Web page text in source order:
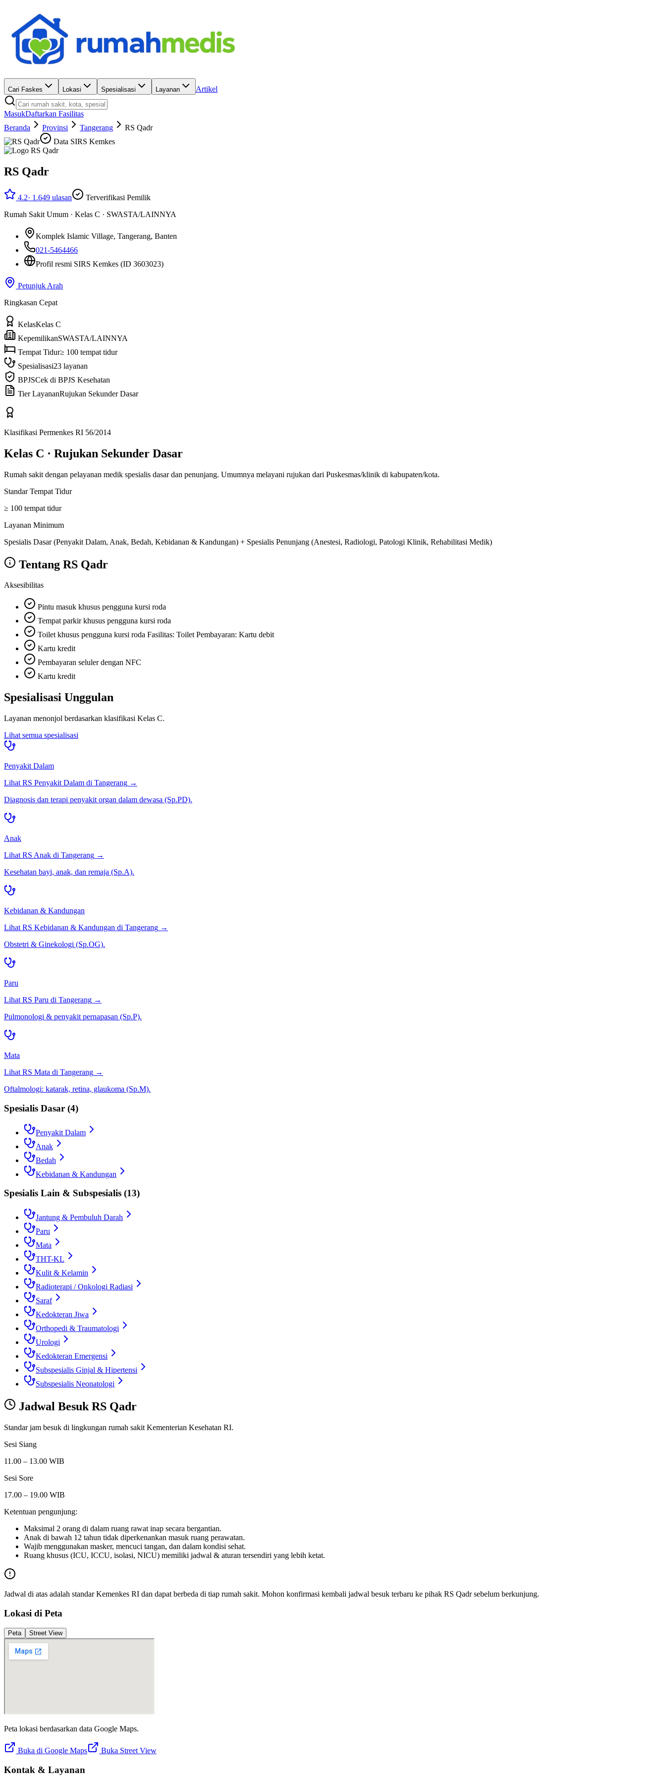
Cari Faskes Lokasi Spesialisasi Layanan Artikel
MasukDaftarkan Fasilitas
Beranda
Provinsi Tangerang
RS Qadr
Data SIRS Kemkes
RS Qadr
4.2· 1.649 ulasan
Terverifikasi Pemilik
Rumah Sakit Umum · Kelas C · SWASTA/LAINNYA
Komplek Islamic Village, Tangerang, Banten
021-5464466
Profil resmi SIRS Kemkes (ID 3603023)
Petunjuk Arah
Ringkasan Cepat
KelasKelas C
KepemilikanSWASTA/LAINNYA
Tempat Tidur≥ 100 tempat tidur
Spesialisasi23 layanan
BPJSCek di BPJS Kesehatan
Tier LayananRujukan Sekunder Dasar
Klasifikasi Permenkes RI 56/2014
Kelas C · Rujukan Sekunder Dasar
Rumah sakit dengan pelayanan medik spesialis dasar dan penunjang. Umumnya melayani rujukan dari Puskesmas/klinik di kabupaten/kota.
Standar Tempat Tidur
≥ 100 tempat tidur
Layanan Minimum
Spesialis Dasar (Penyakit Dalam, Anak, Bedah, Kebidanan & Kandungan) + Spesialis Penunjang (Anestesi, Radiologi, Patologi Klinik, Rehabilitasi Medik)
Tentang RS Qadr
Aksesibilitas
Pintu masuk khusus pengguna kursi roda
Tempat parkir khusus pengguna kursi roda
Toilet khusus pengguna kursi roda Fasilitas: Toilet Pembayaran: Kartu debit
Kartu kredit
Pembayaran seluler dengan NFC
Kartu kredit
Spesialisasi Unggulan
Layanan menonjol berdasarkan klasifikasi Kelas C.
Lihat semua spesialisasi
Penyakit Dalam
Lihat RS Penyakit Dalam di Tangerang →
Diagnosis dan terapi penyakit organ dalam dewasa (Sp.PD).
Anak
Lihat RS Anak di Tangerang →
Kesehatan bayi, anak, dan remaja (Sp.A).
Kebidanan & Kandungan
Lihat RS Kebidanan & Kandungan di Tangerang →
Obstetri & Ginekologi (Sp.OG).
Paru
Lihat RS Paru di Tangerang →
Pulmonologi & penyakit pernapasan (Sp.P).
Mata
Lihat RS Mata di Tangerang →
Oftalmologi: katarak, retina, glaukoma (Sp.M).
Spesialis Dasar (4)
Penyakit Dalam
Anak
Bedah
Kebidanan & Kandungan
Spesialis Lain & Subspesialis (13)
Jantung & Pembuluh Darah
Paru
Mata
THT-KL
Kulit & Kelamin
Radioterapi / Onkologi Radiasi
Saraf
Kedokteran Jiwa
Orthopedi & Traumatologi
Urologi
Kedokteran Emergensi
Subspesialis Ginjal & Hipertensi
Subspesialis Neonatologi
Jadwal Besuk RS Qadr
Standar jam besuk di lingkungan rumah sakit Kementerian Kesehatan RI.
Sesi Siang
11.00 – 13.00 WIB
Sesi Sore
17.00 – 19.00 WIB
Ketentuan pengunjung:
Maksimal 2 orang di dalam ruang rawat inap secara bergantian.
Anak di bawah 12 tahun tidak diperkenankan masuk ruang perawatan.
Wajib menggunakan masker, mencuci tangan, dan dalam kondisi sehat.
Ruang khusus (ICU, ICCU, isolasi, NICU) memiliki jadwal & aturan tersendiri yang lebih ketat.
Jadwal di atas adalah standar Kemenkes RI dan dapat berbeda di tiap rumah sakit. Mohon konfirmasi kembali jadwal besuk terbaru ke pihak RS Qadrsebelum berkunjung.
Lokasi di Peta
Peta Street View
Peta lokasi berdasarkan data Google Maps.
Buka di Google Maps Buka Street View
Kontak & Layanan